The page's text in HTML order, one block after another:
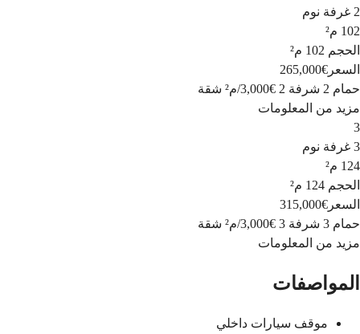
2 غرفة نوم
102 م²
الحجم 102 م²
السعر €265,000
حمام 2
شرفة 2 €3,000
/م²
شقة
مزيد من المعلومات
3
3 غرفة نوم
124 م²
الحجم 124 م²
السعر €315,000
حمام 3
شرفة 3 €3,000
/م²
شقة
مزيد من المعلومات
المواصفات
موقف سيارات داخلي